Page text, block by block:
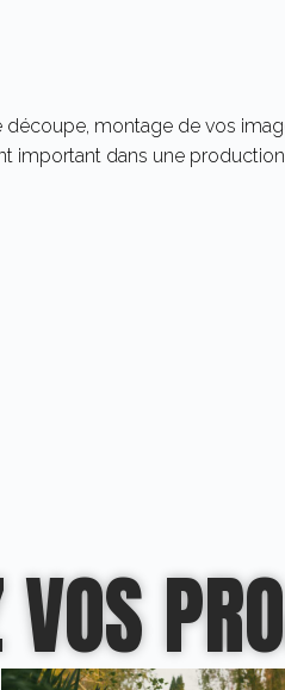
découpe, montage de vos
important dans une production
VOS